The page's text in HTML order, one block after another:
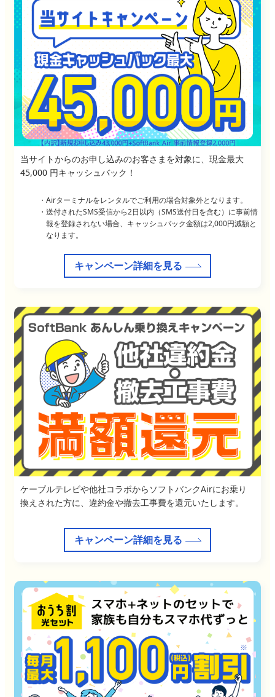
当サイトからのお申し込みのお客さまを対象に、現金最大
45,000 円キャッシュバック！
Airターミナルをレンタルでご利用の場合対象外となります。
送付されたSMS受信から2日以内（SMS送付日を含む）に事前情
報を登録されない場合、キャッシュバック金額は2,000円減額と
なります。
キャンペーン詳細を見る
ケーブルテレビや他社コラボからソフトバンクAirにお乗り
換えされた方に、違約金や撤去工事費を還元いたします。
キャンペーン詳細を見る